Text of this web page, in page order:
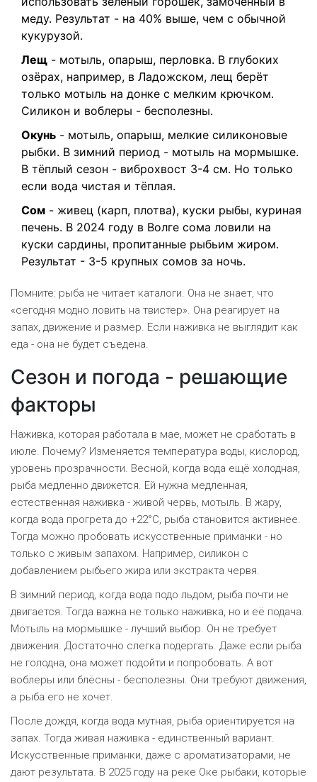
меду. Результат - на 40% выше, чем с обычной
кукурузой.
Лещ - мотыль, опарыш, перловка. В глубоких
озёрах, например, в Ладожском, лещ берёт
только мотыль на донке с мелким крючком.
Силикон и воблеры - бесполезны.
Окунь - мотыль, опарыш, мелкие силиконовые
рыбки. В зимний период - мотыль на мормышке.
В тёплый сезон - виброхвост 3-4 см. Но только
если вода чистая и тёплая.
Сом - живец (карп, плотва), куски рыбы, куриная
печень. В 2024 году в Волге сома ловили на
куски сардины, пропитанные рыбьим жиром.
Результат - 3-5 крупных сомов за ночь.
Помните: рыба не читает каталоги. Она не знает, что
«сегодня модно ловить на твистер». Она реагирует на
запах, движение и размер. Если наживка не выглядит как
еда - она не будет съедена.
Сезон и погода - решающие
факторы
Наживка, которая работала в мае, может не сработать в
июле. Почему? Изменяется температура воды, кислород,
уровень прозрачности. Весной, когда вода ещё холодная,
рыба медленно движется. Ей нужна медленная,
естественная наживка - живой червь, мотыль. В жару,
когда вода прогрета до +22°C, рыба становится активнее.
Тогда можно пробовать искусственные приманки - но
только с живым запахом. Например, силикон с
добавлением рыбьего жира или экстракта червя.
В зимний период, когда вода подо льдом, рыба почти не
двигается. Тогда важна не только наживка, но и её подача.
Мотыль на мормышке - лучший выбор. Он не требует
движения. Достаточно слегка подергать. Даже если рыба
не голодна, она может подойти и попробовать. А вот
воблеры или блёсны - бесполезны. Они требуют движения,
а рыба его не хочет.
После дождя, когда вода мутная, рыба ориентируется на
запах. Тогда живая наживка - единственный вариант.
Искусственные приманки, даже с ароматизаторами, не
дают результата. В 2025 году на реке Оке рыбаки, которые